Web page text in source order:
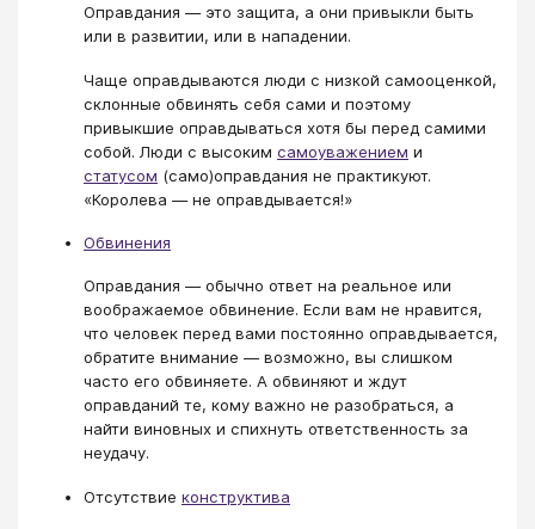
Оправдания — это защита, а они привыкли быть
или в развитии, или в нападении.
Чаще оправдываются люди с низкой самооценкой,
склонные обвинять себя сами и поэтому
привыкшие оправдываться хотя бы перед самими
собой. Люди с высоким самоуважением и
статусом (само)оправдания не практикуют.
«Королева — не оправдывается!»
Обвинения
Оправдания — обычно ответ на реальное или
воображаемое обвинение. Если вам не нравится,
что человек перед вами постоянно оправдывается,
обратите внимание — возможно, вы слишком
часто его обвиняете. А обвиняют и ждут
оправданий те, кому важно не разобраться, а
найти виновных и спихнуть ответственность за
неудачу.
Отсутствие конструктива